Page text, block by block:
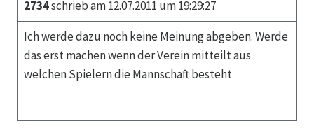
2734schrieb am 12.07.2011 um 19:29:27
Ich werde dazu noch keine Meinung abgeben. Werde
das erst machen wenn der Verein mitteilt aus
welchen Spielern die Mannschaft besteht